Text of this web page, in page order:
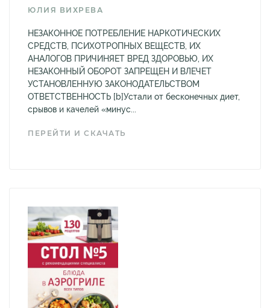
ЮЛИЯ ВИХРЕВА
НЕЗАКОННОЕ ПОТРЕБЛЕНИЕ НАРКОТИЧЕСКИХ
СРЕДСТВ, ПСИХОТРОПНЫХ ВЕЩЕСТВ, ИХ
АНАЛОГОВ ПРИЧИНЯЕТ ВРЕД ЗДОРОВЬЮ, ИХ
НЕЗАКОННЫЙ ОБОРОТ ЗАПРЕЩЕН И ВЛЕЧЕТ
УСТАНОВЛЕННУЮ ЗАКОНОДАТЕЛЬСТВОМ
ОТВЕТСТВЕННОСТЬ [b]Устали от бесконечных диет,
срывов и качелей «минус...
ПЕРЕЙТИ И СКАЧАТЬ